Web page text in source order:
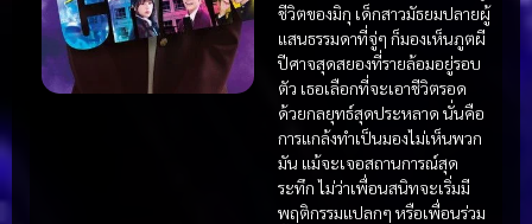
ชีวิตของมิกุ เด็กสาวมัธยมปลายผู้
แสนธรรมดาที่จู่ๆ ก็มองเห็นภูตผี
ปีศาจสุดสยองที่รายล้อมอยู่รอบ
ตัว เธอเลือกที่จะเอาชีวิตรอด
ด้วยกลยุทธ์สุดประหลาด นั่นคือ
การแกล้งทำเป็นมองไม่เห็นพวก
มัน แม้จะเจอสถานการณ์สุด
ระทึก ไม่ว่าเพื่อนสนิทจะเริ่มมี
พฤติกรรมแปลกๆ หรือเพื่อนร่วม